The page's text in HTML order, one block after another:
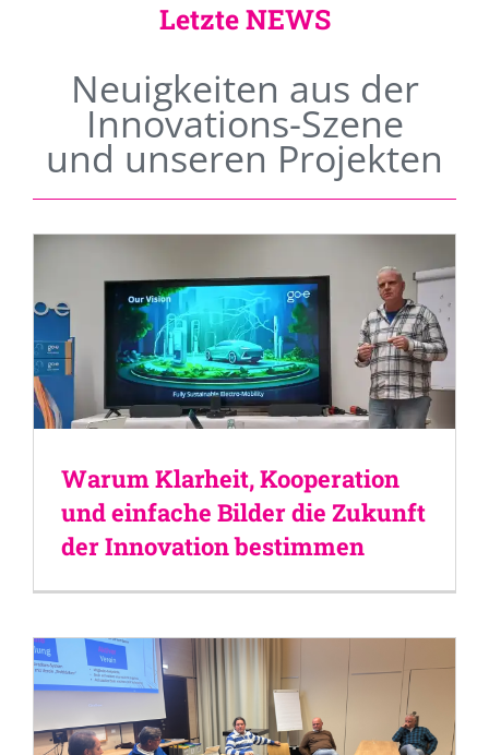
Letzte NEWS
Neuigkeiten aus der
Innovations-Szene
und unseren Projekten
Warum Klarheit, Kooperation
und einfache Bilder die Zukunft
der Innovation bestimmen